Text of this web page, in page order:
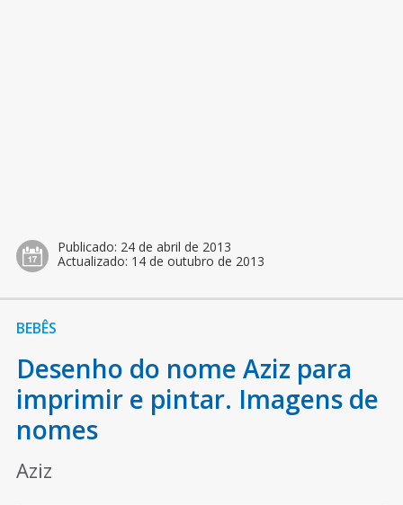
Publicado: 24 de abril de 2013
Actualizado: 14 de outubro de 2013
BEBÊS
Desenho do nome Aziz para
imprimir e pintar. Imagens de
nomes
Aziz